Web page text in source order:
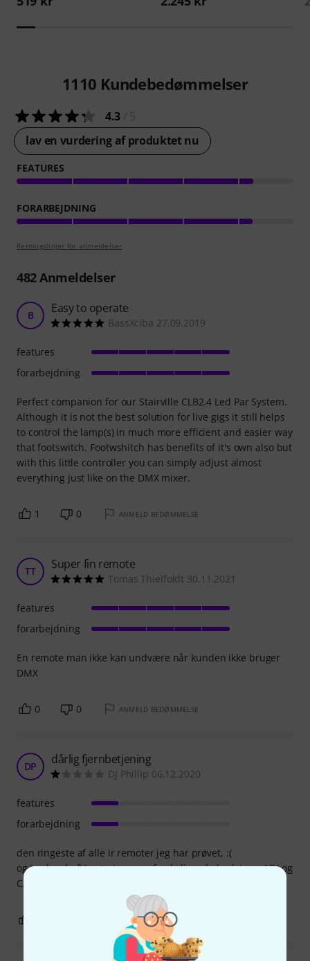
1110 Kundebedømmelser
4.3
lav en vurdering af produktet nu
FEATURES
FORARBEJDNING
Retningslinjer for anmeldelser
482Anmeldelser
B Easy to operate
BassXciba 27.09.2019
Perfect companion for our Stairville CLB2.4 Led Par System.
Although it is not the best solution for live gigs it still helps
to control the lamp(s) in much more efficient and easier way
that footswitch. Footwshitch has benefits of it's own also but
with this little controller you can simply adjust almost
everything just like on the DMX mixer.
features
forarbejdning
1 0 ANMELD BEDØMMELSE
TT Super fin remote
Tomas Thielfoldt 30.11.2021
En remote man ikke kan undvære når kunden ikke bruger
DMX
features
forarbejdning
0 0 ANMELD BEDØMMELSE
DP dårlig fjernbetjening
DJ Phillip 06.12.2020
den ringeste af alle ir remoter jeg har prøvet, :(
og jeg har haft/prøvet mange forskelige, de bedste er ADJ og
CAMEO, :) ;)
features
forarbejdning
ANMELD BEDØMMELSE